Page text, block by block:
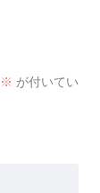
※ が付いてい